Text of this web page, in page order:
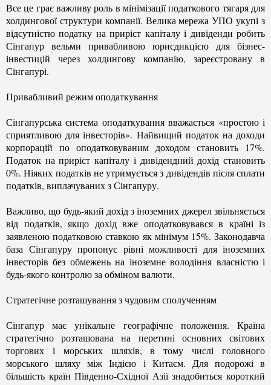
Все це грає важливу роль в мінімізації податкового тягаря для
холдингової структури компанії. Велика мережа УПО укупі з
відсутністю податку на приріст капіталу і дивіденди робить
Сінгапур вельми привабливою юрисдикцією для бізнес-
інвестицій через холдингову компанію, зареєстровану в
Сінгапурі.
Привабливий режим оподаткування
Сінгапурська система оподаткування вважається «простою і
сприятливою для інвесторів». Найвищий податок на доходи
корпорацій по оподатковуваним доходом становить 17%.
Податок на приріст капіталу і дивідендний дохід становить
0%. Ніяких податків не утримується з дивідендів після сплати
податків, виплачуваних з Сінгапуру.
Важливо, що будь-який дохід з іноземних джерел звільняється
від податків, якщо дохід вже оподатковувався в країні із
заявленою податковою ставкою як мінімум 15%. Законодавча
база Сінгапуру пропонує рівні можливості для іноземних
інвесторів без обмежень на іноземне володіння власністю і
будь-якого контролю за обміном валюти.
Стратегічне розташування з чудовим сполученням
Сінгапур має унікальне географічне положення. Країна
стратегічно розташована на перетині основних світових
торгових і морських шляхів, в тому числі головного
морського шляху між Індією і Китаєм. Для подорожі в
більшість країн Південно-Східної Азії знадобиться короткий